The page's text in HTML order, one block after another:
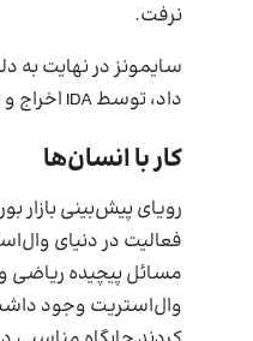
نرفت.
سایمونز در نهایت به
داد، توسط IDA اخراج و وارد مرحله جدیدی از زندگی خود شد.
کار با انسان‌ها
رویای پیش‌بینی
فعالیت در دنیای
مسائل پیچیده ریاضی
وال‌استریت وجود